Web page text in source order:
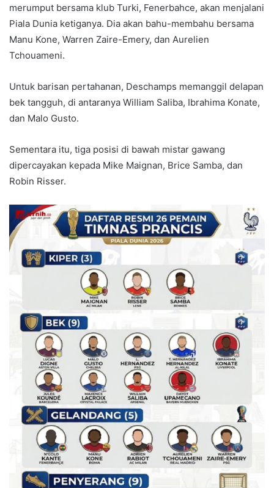
merumput bersama klub Turki, Fenerbahce, akan menjalani
Piala Dunia ketiganya. Dia akan bahu-membahu bersama
Manu Kone, Warren Zaire-Emery, dan Aurelien
Tchouameni.
Untuk barisan pertahanan, Deschamps memanggil delapan
bek tangguh, di antaranya William Saliba, Ibrahima Konate,
dan Malo Gusto.
Sementara itu, tiga posisi di bawah mistar gawang
dipercayakan kepada Mike Maignan, Brice Samba, dan
Robin Risser.